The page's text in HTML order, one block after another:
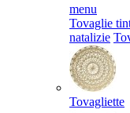
menu
Tovaglie
natalizie
Tovagliette